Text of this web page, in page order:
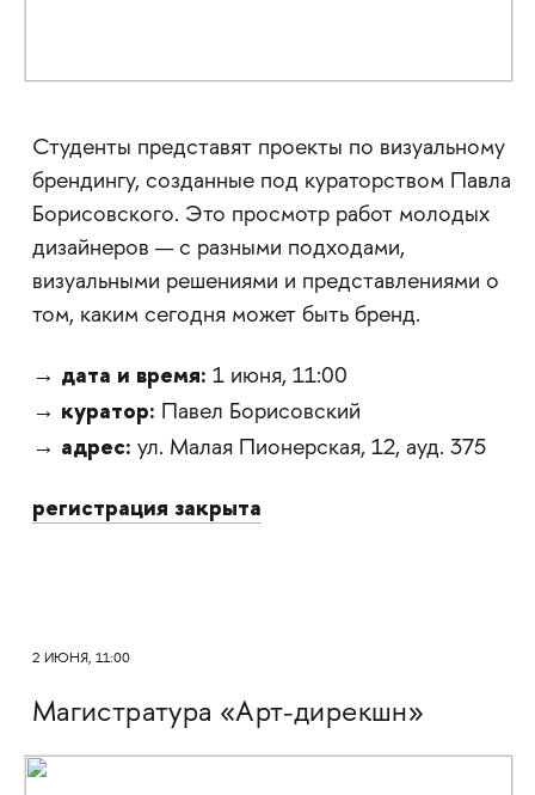
Студенты представят проекты по визуальному
брендингу, созданные под кураторством Павла
Борисовского. Это просмотр работ молодых
дизайнеров — с разными подходами,
визуальными решениями и представлениями о
том, каким сегодня может быть бренд.
→ дата и время: 1 июня, 11:00
→ куратор: Павел Борисовский
→ адрес: ул. Малая Пионерская, 12, ауд. 375
регистрация закрыта
2 ИЮНЯ, 11:00
Магистратура «Арт-дирекшн»